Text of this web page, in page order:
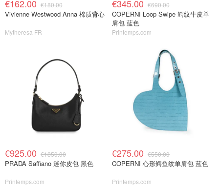
€162.00 €180.00
Vivienne Westwood Anna 棉质背心
Mytheresa FR
€345.00 €690.00
COPERNI Loop Swipe 鳄纹牛皮单
肩包 蓝色
Printemps.com
€925.00 €1850.00
PRADA Saffiano 迷你皮包 黑色
Printemps.com
€275.00 €550.00
COPERNI 心形鳄鱼纹单肩包 蓝色
Printemps.com